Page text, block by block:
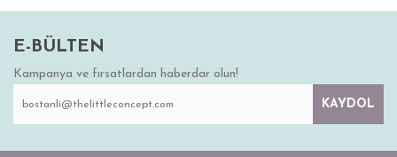
E-BÜLTEN
Kampanya ve fırsatlardan haberdar olun!
KAYDOL